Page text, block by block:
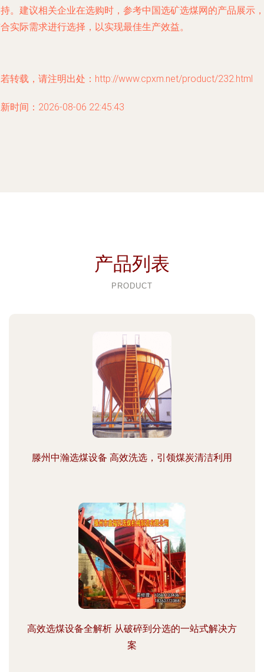
。建议相关企业在选购时，参考中国选矿选煤网的产品展示，
实际需求进行选择，以实现最佳生产效益。
转载，请注明出处：http://www.cpxm.net/product/232.html
时间：2026-08-06 22:45:43
产品列表
PRODUCT
滕州中瀚选煤设备 高效洗选，引领煤炭清洁利用
高效选煤设备全解析 从破碎到分选的一站式解决方
案